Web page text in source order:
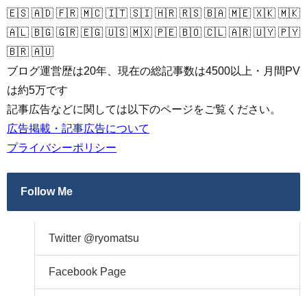
🇪🇸 🇦🇩 🇫🇷 🇲🇨 🇮🇹 🇸🇮 🇭🇷 🇷🇸 🇧🇦 🇲🇪 🇽🇰 🇲🇰
🇦🇱 🇧🇬 🇬🇷 🇪🇬 🇺🇸 🇲🇽 🇵🇪 🇧🇴 🇨🇱 🇦🇷 🇺🇾 🇵🇾
🇧🇷 🇦🇺
ブログ運営歴は20年、現在の総記事数は4500以上・月間PV
は約5万です
記事広告などに関しては以下のページをご覧ください。
広告掲載・記事広告について
プライバシーポリシー
Follow Me
Twitter @ryomatsu
Facebook Page